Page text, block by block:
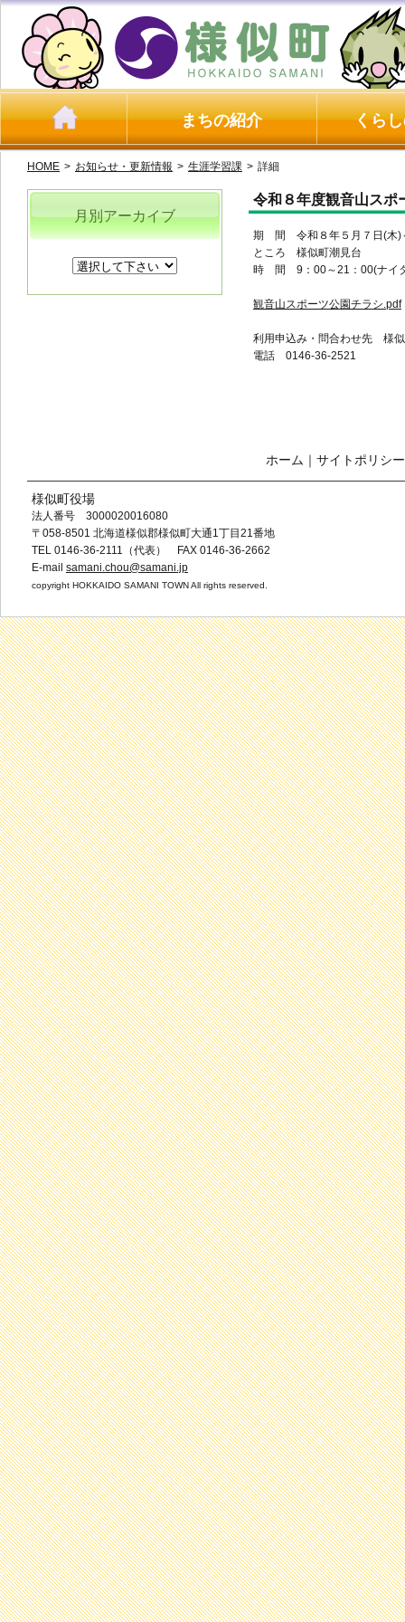
まちの紹介 くら
HOME > お知らせ・更新情報 > 生涯学習課 > 詳細
令和８年度観音山スポ
期 間 令和８年５月７日(木)
ところ 様似町潮見台
時 間 9：00～21：00(ナイ
観音山スポーツ公園チラシ.pdf
利用申込み・問合わせ先 様
電話 0146-36-2521
月別アーカイブ
ホーム ｜ サイトポリシー
様似町役場
法人番号 3000020016080
〒058-8501 北海道様似郡様似町大通1丁目21番地
TEL 0146-36-2111（代表） FAX 0146-36-2662
E-mail samani.chou@samani.jp
copyright HOKKAIDO SAMANI TOWN All rights reserved.